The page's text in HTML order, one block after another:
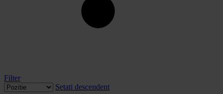
Filter
Setati descendent